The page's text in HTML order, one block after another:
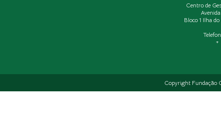
Centro de
Bloco 1 Ilha
+
Copyright Fundação